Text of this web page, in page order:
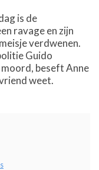
is de
ravage en zijn
verdwenen.
Guido
beseft Anne
weet.